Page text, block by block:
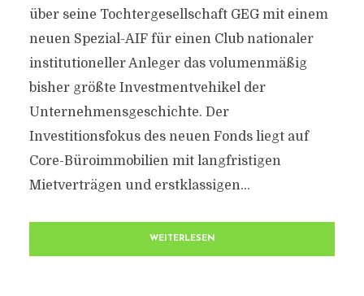
über seine Tochtergesellschaft GEG mit einem
neuen Spezial-AIF für einen Club nationaler
institutioneller Anleger das volumenmäßig
bisher größte Investmentvehikel der
Unternehmensgeschichte. Der
Investitionsfokus des neuen Fonds liegt auf
Core-Büroimmobilien mit langfristigen
Mietverträgen und erstklassigen...
WEITERLESEN